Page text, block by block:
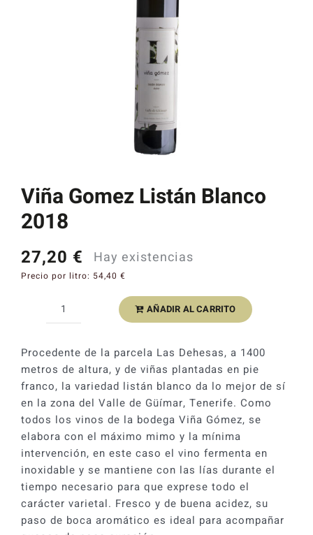
Viña Gomez Listán Blanco
2018
27,20 € Hay existencias
Precio por litro: 54,40 €
Viña
Listán
Blanco
2018
cantidad
AÑADIR AL CARRITO
Procedente de la parcela Las Dehesas, a 1400
metros de altura, y de viñas plantadas en pie
franco, la variedad listán blanco da lo mejor de sí
en la zona del Valle de Güímar, Tenerife. Como
todos los vinos de la bodega Viña Gómez, se
elabora con el máximo mimo y la mínima
intervención, en este caso el vino fermenta en
inoxidable y se mantiene con las lías durante el
tiempo necesario para que exprese todo el
carácter varietal. Fresco y de buena acidez, su
paso de boca aromático es ideal para acompañar